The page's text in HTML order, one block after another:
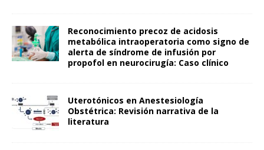
Reconocimiento precoz de acidosis
metabólica intraoperatoria como signo de
alerta de síndrome de infusión por
propofol en neurocirugía: Caso clínico
Uterotónicos en Anestesiología
Obstétrica: Revisión narrativa de la
literatura